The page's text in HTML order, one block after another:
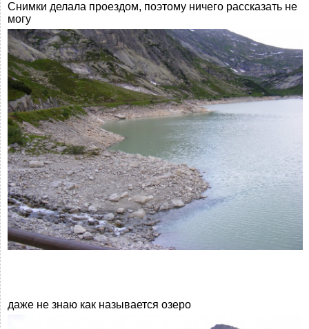
Снимки делала проездом, поэтому ничего рассказать не
могу
даже не знаю как называется озеро